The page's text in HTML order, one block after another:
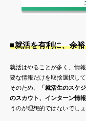
■就活を有利に、余
就活はやることが多く、情
要な情報だけを取捨選択し
そのため、
「就活生のスケ
のスカウト、インターン情
うのが理想的ではないでし